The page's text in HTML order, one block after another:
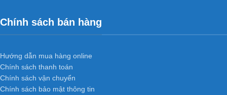
Chính sách bán hàng
Hướng dẫn mua hàng online
Chính sách thanh toán
Chính sách vận chuyển
Chính sách bảo mật thông tin